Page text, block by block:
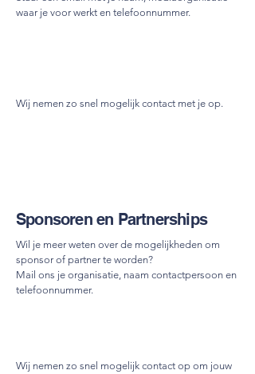
waar je voor werkt en telefoonnummer.
Wij nemen zo snel mogelijk contact met je op.
Sponsoren en Partnerships
​Wil je meer weten over de mogelijkheden om
sponsor of partner te worden?
Mail ons je organisatie, naam contactpersoon en
telefoonnummer.
Wij nemen zo snel mogelijk contact op om jouw